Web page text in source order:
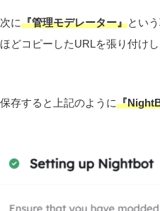
次に『管理モデレーター』とい
ほどコピーしたURLを張り付けし
保存すると上記のように『